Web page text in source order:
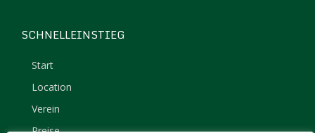
SCHNELLEINSTIEG
Start
Location
Verein
Preise